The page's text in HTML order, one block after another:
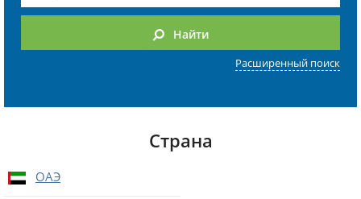
Найти
Расширенный поиск
Страна
ОАЭ